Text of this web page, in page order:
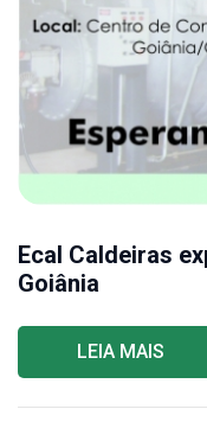
Ecal Caldeiras
Goiânia
LEIA MAIS